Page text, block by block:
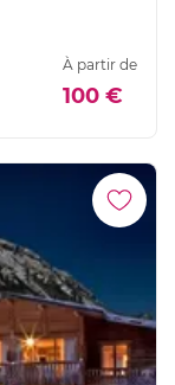
À partir de
100 €